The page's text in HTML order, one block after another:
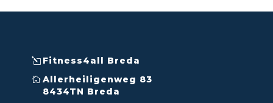
Fitness4all Breda
Allerheiligenweg 83
8434TN Breda